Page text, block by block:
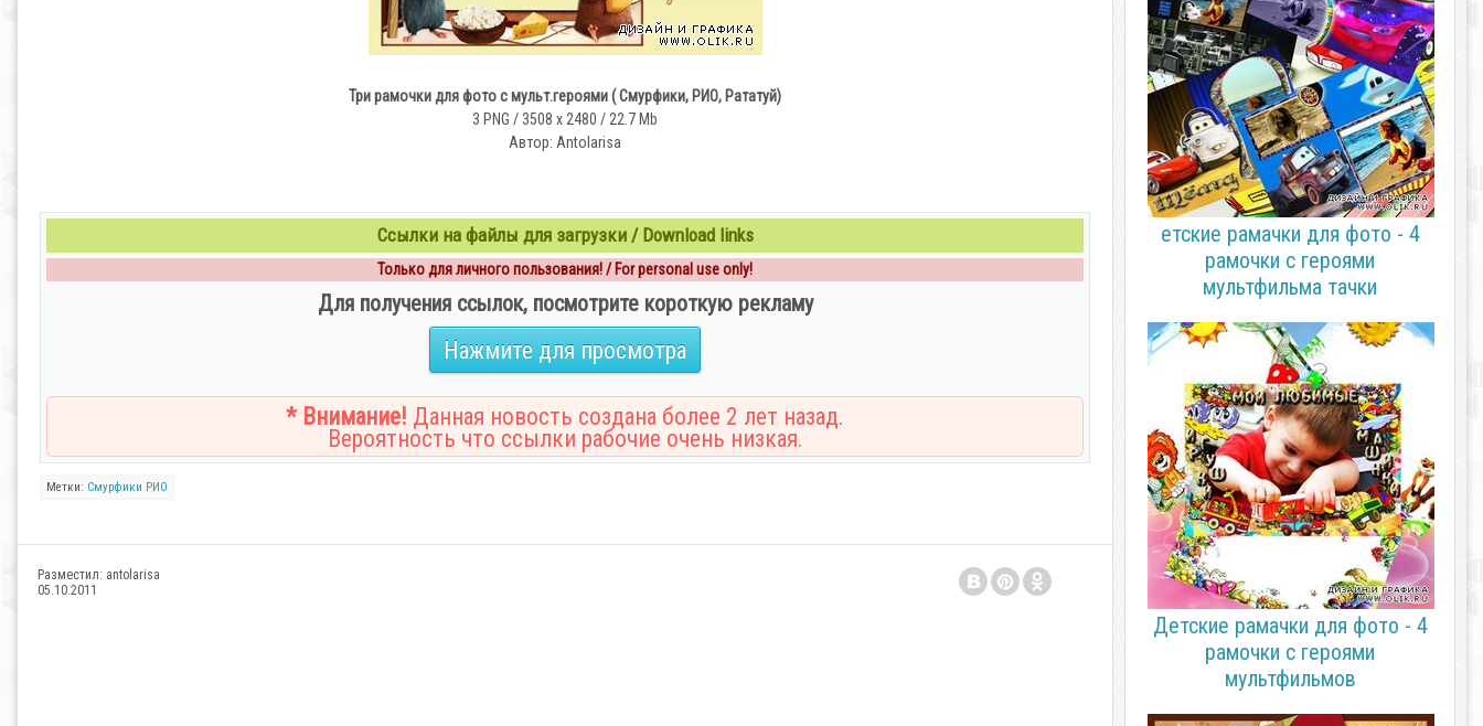
Три рамочки для фото с мульт.героями ( Смурфики, РИО, Рататуй)
3 PNG / 3508 x 2480 / 22.7 Mb
Aвтор: Antolarisa
Ссылки на файлы для загрузки / Download links
Только для личного пользования! / For personal use only!
Для получения ссылок, посмотрите короткую рекламу
Нажмите для просмотра
* Внимание! Данная новость создана более 2 лет назад.
Вероятность что ссылки рабочие очень низкая.
Метки: Смурфики РИО
Разместил: antolarisa
05.10.2011
етские рамачки для фото - 4
рамочки с героями
мультфильма тачки
Детские рамачки для фото - 4
рамочки с героями
мультфильмов